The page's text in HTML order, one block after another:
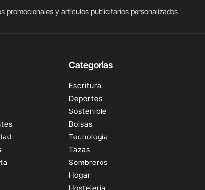
promocionales y artículos publicitarios personalizados
Categorías
Escritura
Deportes
Sostenible
Bolsas
Tecnología
Tazas
Sombreros
Hogar
Hostelería